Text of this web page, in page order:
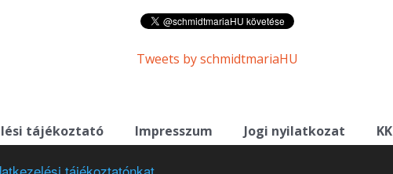
tájékoztatónkat
Tweets by schmidtmariaHU
tájékoztató Impresszum Jogi nyilatkozat